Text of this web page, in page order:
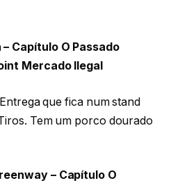
Capítulo O Passado
Mercado Ilegal
que fica num stand
Tem um porco dourado
– Capítulo O